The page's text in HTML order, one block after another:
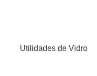
Utilidades de Vidro